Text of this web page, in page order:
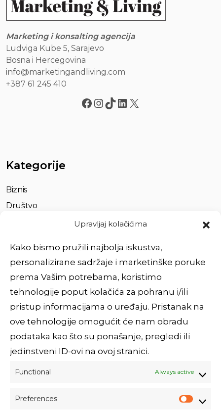
Upravljaj kolačićima
Kako bismo pružili najbolja iskustva,
personalizirane sadržaje i marketinške poruke
prema Vašim potrebama, koristimo
tehnologije poput kolačića za pohranu i/ili
pristup informacijama o uređaju. Pristanak na
ove tehnologije omogućit će nam obradu
podataka kao što su ponašanje, pregledi ili
jedinstveni ID-ovi na ovoj stranici.
Functional Always active
Preferences
Marketing i konsalting agencija
Ludviga Kube 5, Sarajevo
Bosna i Hercegovina
info@marketingandliving.com
+387 61 245 410
Kategorije
Biznis
Društvo
Brzi linkovi
O nama
Usluge
Impressum
Povežimo se
Prijavi se na newsletter!
E-mail adresa: